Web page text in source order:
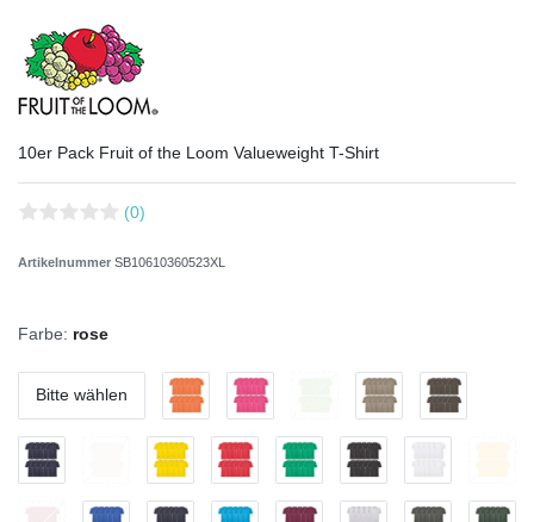
10er Pack Fruit of the Loom Valueweight T-Shirt
(0)
Artikelnummer SB10610360523XL
Farbe: rose
Bitte wählen